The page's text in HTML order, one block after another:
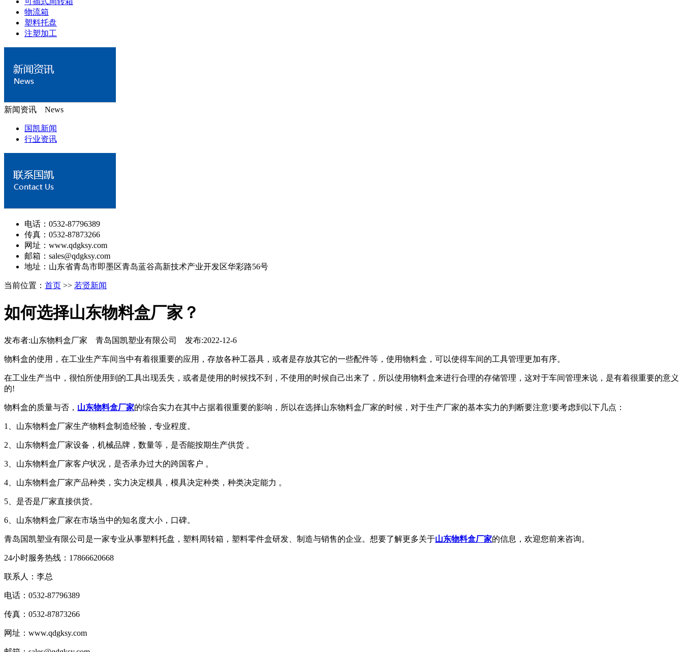
物流箱
塑料托盘
注塑加工
新闻资讯 News
国凯新闻
行业资讯
电话：0532-87796389
传真：0532-87873266
网址：www.qdgksy.com
邮箱：sales@qdgksy.com
地址：山东省青岛市即墨区青岛蓝谷高新技术产业开发区华彩路56号
当前位置： 首页 >> 若贤新闻
如何选择山东物料盒厂家？
发布者:山东物料盒厂家 青岛国凯塑业有限公司 发布:2022-12-6
物料盒的使用，在工业生产车间当中有着很重要的应用，存放各种工器具，或者是存放其它的一些配件等，使用物料盒，可以使得车间的工具管理更加有序。
在工业生产当中，很怕所使用到的工具出现丢失，或者是使用的时候找不到，不使用的时候自己出来了，所以使用物料盒来进行合理的存储管理，这对于车间管理来说，是有着很重要的意义
的!
物料盒的质量与否， 山东物料盒厂家的综合实力在其中占据着很重要的影响，所以在选择山东物料盒厂家的时候，对于生产厂家的基本实力的判断要注意!要考虑到以下几点：
1、山东物料盒厂家生产物料盒制造经验，专业程度。
2、山东物料盒厂家设备，机械品牌，数量等，是否能按期生产供货 。
3、山东物料盒厂家客户状况，是否承办过大的跨国客户 。
4、山东物料盒厂家产品种类，实力决定模具，模具决定种类，种类决定能力 。
5、是否是厂家直接供货。
6、山东物料盒厂家在市场当中的知名度大小，口碑。
青岛国凯塑业有限公司是一家专业从事塑料托盘，塑料周转箱，塑料零件盒研发、制造与销售的企业。想要了解更多关于山东物料盒厂家的信息，欢迎您前来咨询。
24小时服务热线：17866620668
联系人：李总
电话：0532-87796389
传真：0532-87873266
网址：www.qdgksy.com